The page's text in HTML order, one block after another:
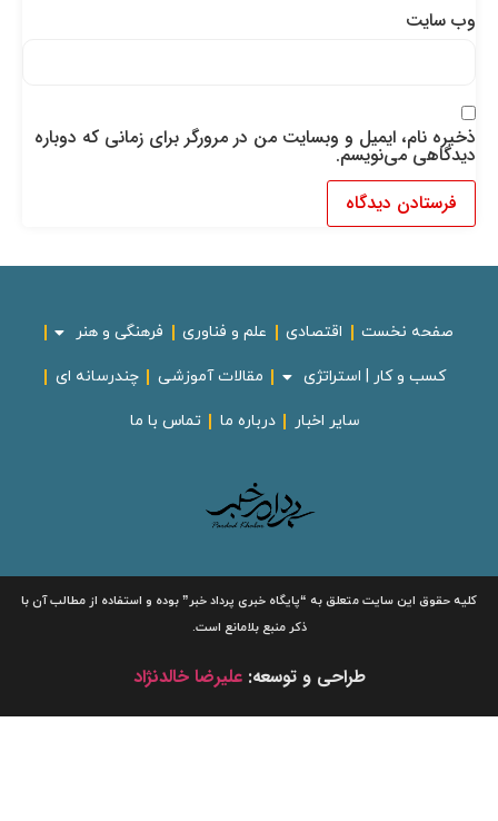
وب‌ سایت
ذخیره نام، ایمیل و وبسایت من در مرورگر برای زمانی که دوباره
دیدگاهی می‌نویسم.
صفحه نخست اقتصادی علم و فناوری فرهنگی و هنر
کسب و کار | استراتژی مقالات آموزشی چندرسانه ای
سایر اخبار درباره ما تماس با ما
کلیه حقوق این سایت متعلق به“پایگاه خبریپرداد خبر”بوده و استفاده از مطالب آن با
ذکر منبع بلامانع است.
طراحی و توسعه:علیرضا خالدنژاد